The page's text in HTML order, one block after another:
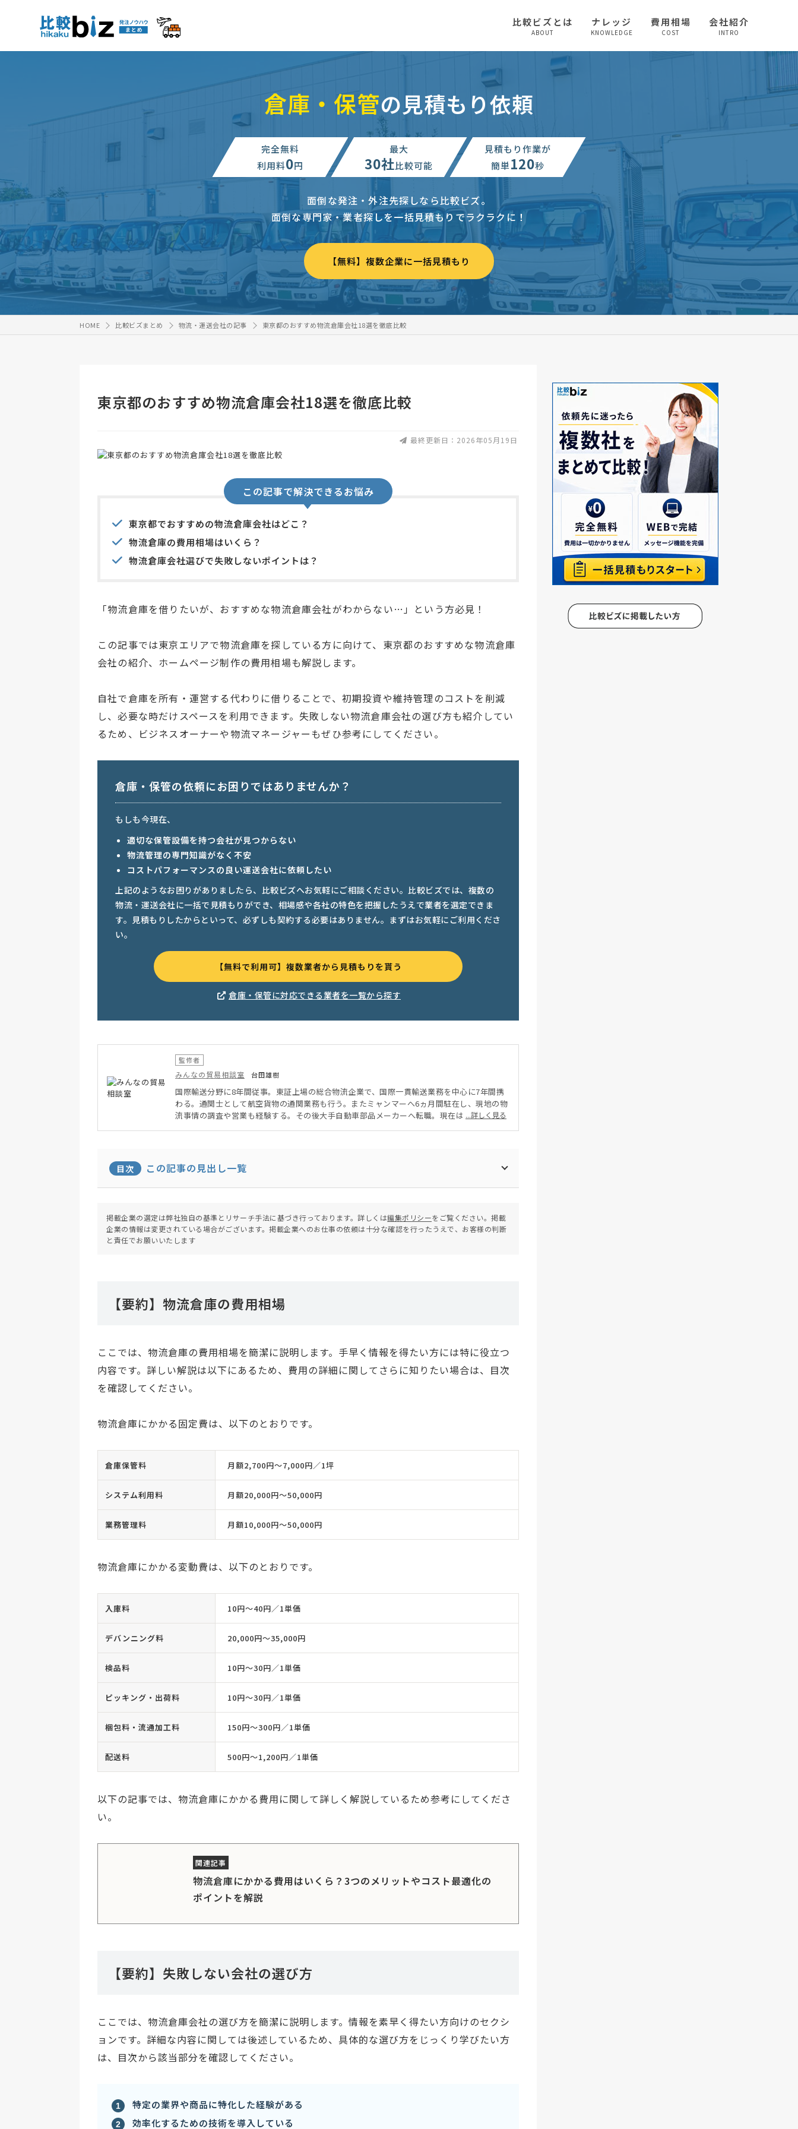
比較ビズとは
ABOUT
ナレッジ
KNOWLEDGE
費用相場
COST
会社紹介
INTRO
倉庫・保管の見積もり依頼
完全無料
利用料0円
最大
30社比較可能
見積もり作業が
簡単120秒
面倒な発注・外注先探しなら比較ビズ。
面倒な専門家・業者探しを一括見積もりでラクラクに！
【無料】複数企業に一括見積もり
HOME 比較ビズまとめ 物流・運送会社の記事 東京都のおすすめ物流倉庫会社18選を徹底比較
東京都のおすすめ物流倉庫会社18選を徹底比較
最終更新日：2026年05月19日
この記事で解決できるお悩み
東京都でおすすめの物流倉庫会社はどこ？
物流倉庫の費用相場はいくら？
物流倉庫会社選びで失敗しないポイントは？
「物流倉庫を借りたいが、おすすめな物流倉庫会社がわからない…」という方必見！
この記事では東京エリアで物流倉庫を探している方に向けて、東京都のおすすめな物流倉庫
会社の紹介、ホームページ制作の費用相場も解説します。
自社で倉庫を所有・運営する代わりに借りることで、初期投資や維持管理のコストを削減
し、必要な時だけスペースを利用できます。失敗しない物流倉庫会社の選び方も紹介してい
るため、ビジネスオーナーや物流マネージャーもぜひ参考にしてください。
倉庫・保管の依頼にお困りではありませんか？
もしも今現在、
適切な保管設備を持つ会社が見つからない
物流管理の専門知識がなく不安
コストパフォーマンスの良い運送会社に依頼したい
上記のようなお困りがありましたら、比較ビズへお気軽にご相談ください。比較ビズでは、複数の
物流・運送会社に一括で見積もりができ、相場感や各社の特色を把握したうえで業者を選定できま
す。見積もりしたからといって、必ずしも契約する必要はありません。まずはお気軽にご利用くださ
い。
【無料で利用可】複数業者から見積もりを貰う
倉庫・保管に対応できる業者を一覧から探す
監修者
みんなの貿易相談室 台田雄樹
国際輸送分野に8年間従事。東証上場の総合物流企業で、国際一貫輸送業務を中心に7年間携
わる。通関士として航空貨物の通関業務も行う。またミャンマーへ6ヵ月間駐在し、現地の物
流事情の調査や営業も経験する。その後大手自動車部品メーカーへ転職。現在は国内、海外
...詳しく見る
目次 この記事の見出し一覧
掲載企業の選定は弊社独自の基準とリサーチ手法に基づき行っております。詳しくは編集ポリシーをご覧ください。掲載
企業の情報は変更されている場合がございます。掲載企業へのお仕事の依頼は十分な確認を行ったうえで、お客様の判断
と責任でお願いいたします
【要約】物流倉庫の費用相場
ここでは、物流倉庫の費用相場を簡潔に説明します。手早く情報を得たい方には特に役立つ
内容です。詳しい解説は以下にあるため、費用の詳細に関してさらに知りたい場合は、目次
を確認してください。
物流倉庫にかかる固定費は、以下のとおりです。
倉庫保管料 月額2,700円〜7,000円／1坪
システム利用料 月額20,000円〜50,000円
業務管理料 月額10,000円〜50,000円
物流倉庫にかかる変動費は、以下のとおりです。
入庫料 10円〜40円／1単価
デバンニング料 20,000円〜35,000円
検品料 10円〜30円／1単価
ピッキング・出荷料 10円〜30円／1単価
梱包料・流通加工料 150円〜300円／1単価
配送料 500円〜1,200円／1単価
以下の記事では、物流倉庫にかかる費用に関して詳しく解説しているため参考にしてくださ
い。
物流倉庫にかかる費用はいくら？3つのメリットやコスト最適化の
ポイントを解説
【要約】失敗しない会社の選び方
ここでは、物流倉庫会社の選び方を簡潔に説明します。情報を素早く得たい方向けのセクシ
ョンです。詳細な内容に関しては後述しているため、具体的な選び方をじっくり学びたい方
は、目次から該当部分を確認してください。
特定の業界や商品に特化した経験がある
効率化するための技術を導入している